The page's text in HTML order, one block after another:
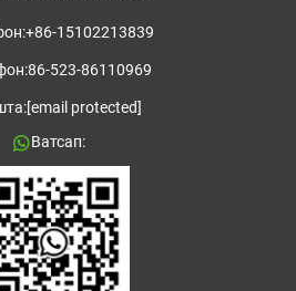
+86-15102213839
86-523-86110969
[email protected]
Ватсап: